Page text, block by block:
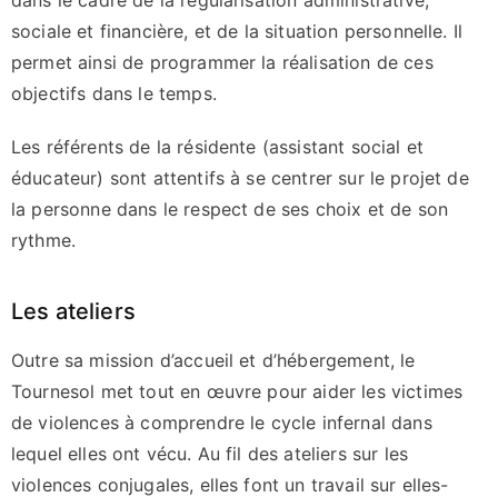
sociale et financière, et de la situation personnelle. Il
permet ainsi de programmer la réalisation de ces
objectifs dans le temps.
Les référents de la résidente (assistant social et
éducateur) sont attentifs à se centrer sur le projet de
la personne dans le respect de ses choix et de son
rythme.
Les ateliers
Outre sa mission d’accueil et d’hébergement, le
Tournesol met tout en œuvre pour aider les victimes
de violences à comprendre le cycle infernal dans
lequel elles ont vécu. Au fil des ateliers sur les
violences conjugales, elles font un travail sur elles-